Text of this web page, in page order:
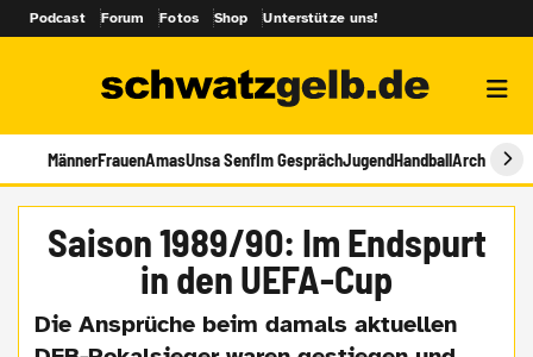
Podcast Forum Fotos Shop Unterstütze uns!
MännerFrauenAmasUnsa SenfIm GesprächJugendHandballArchiv
Saison 1989/90: Im Endspurt
in den UEFA-Cup
Die Ansprüche beim damals aktuellen